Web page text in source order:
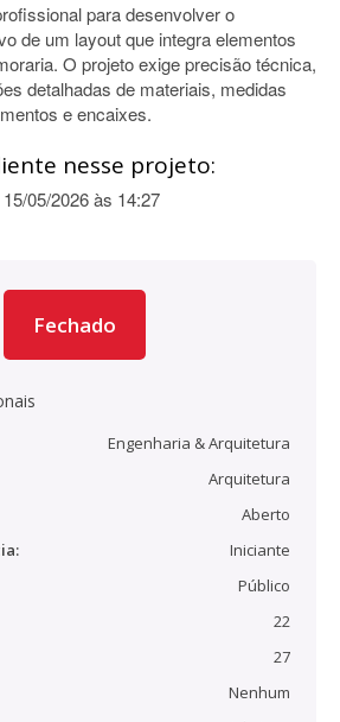
para desenvolver o
de um layout que integra elementos
O projeto exige precisão técnica,
detalhadas de materiais, medidas
e encaixes.
nesse projeto:
15/05/2026 às 14:27
Fechado
Engenharia & Arquitetura
Arquitetura
Aberto
Iniciante
Público
22
27
Nenhum